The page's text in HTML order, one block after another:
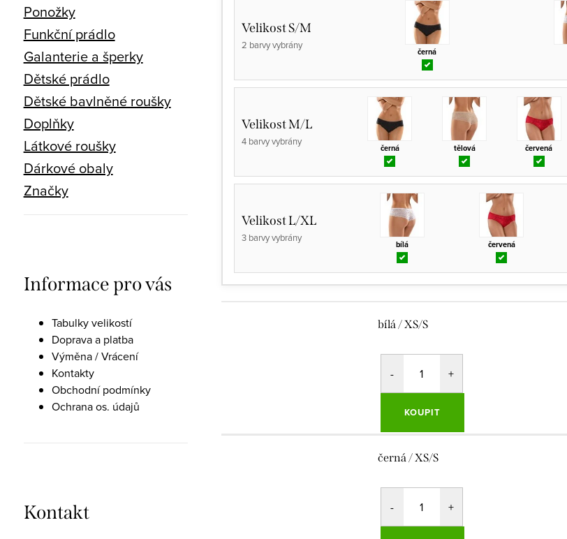
Ponožky
Funkční prádlo
Galanterie a šperky
Dětské prádlo
Dětské bavlněné roušky
Doplňky
Látkové roušky
Dárkové obaly
Značky
Informace pro vás
Tabulky velikostí
Doprava a platba
Výměna / Vrácení
Kontakty
Obchodní podmínky
Ochrana os. údajů
Kontakt
Velikost S/M
2 barvy vybrány
černá
Velikost M/L
4 barvy vybrány
černá tělová červená
Velikost L/XL
3 barvy vybrány
bílá červená
bílá / XS/S
KOUPIT
černá / XS/S